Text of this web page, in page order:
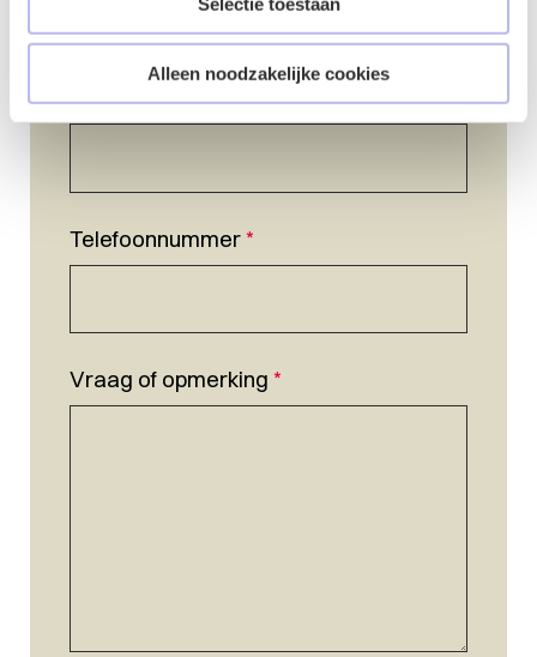
Alleen noodzakelijke cookies
E-mailadres*
Telefoonnummer*
Vraag of opmerking *